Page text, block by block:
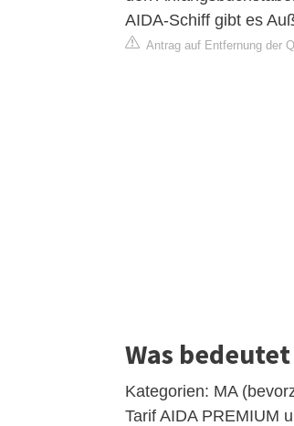
AIDA-Schiff gibt es
Antrag auf Entfernung der
Was bedeutet
Kategorien: MA
Tarif AIDA PREMIUM